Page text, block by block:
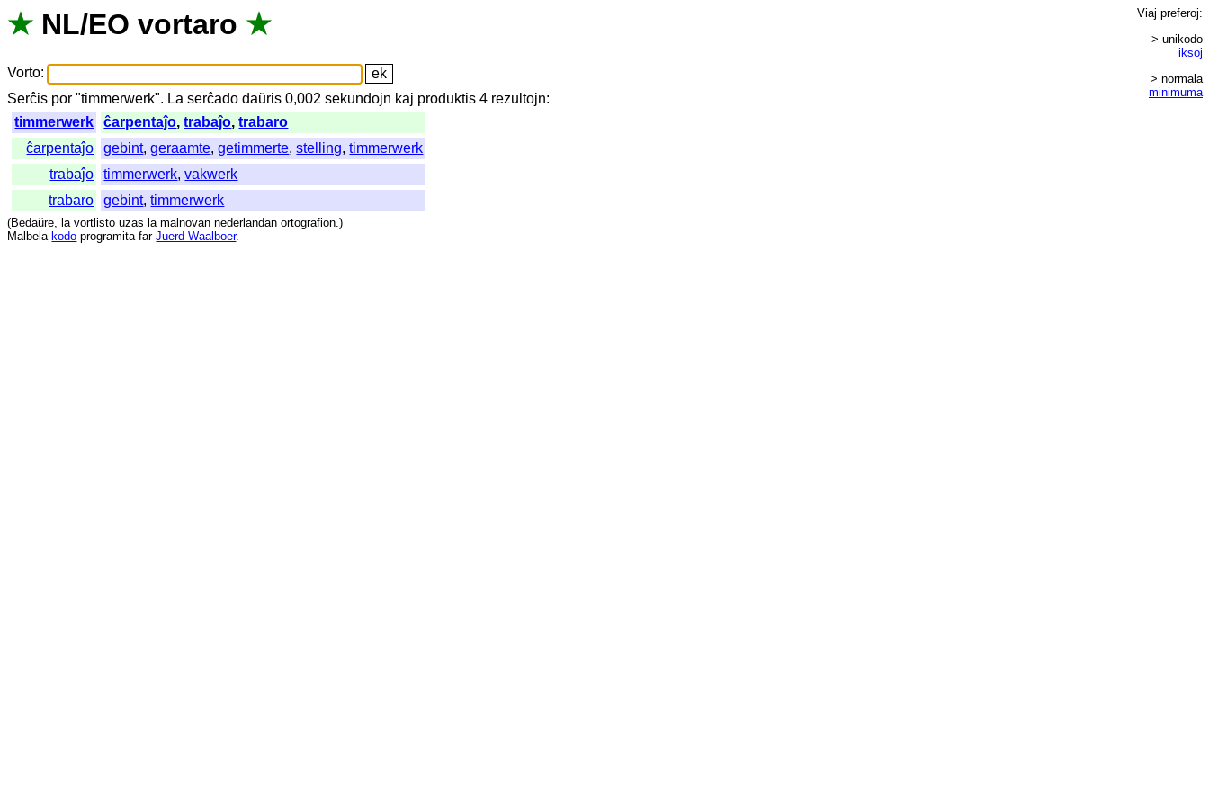
★ NL/EO vortaro ★
Vorto:
Serĉis por "timmerwerk". La serĉado daŭris 0,002sekundojn kaj produktis 4 rezultojn:
timmerwerk
ĉarpentaĵo,trabaĵo,trabaro
ĉarpentaĵo
gebint,geraamte,getimmerte,stelling,timmerwerk
trabaĵo
timmerwerk,vakwerk
trabaro
gebint,timmerwerk
Viaj preferoj:
> unikodo
iksoj
> normala
minimuma
(Bedaŭre, la vortlisto uzas la malnovan nederlandan ortografion.)
Malbela kodo programita far Juerd Waalboer.